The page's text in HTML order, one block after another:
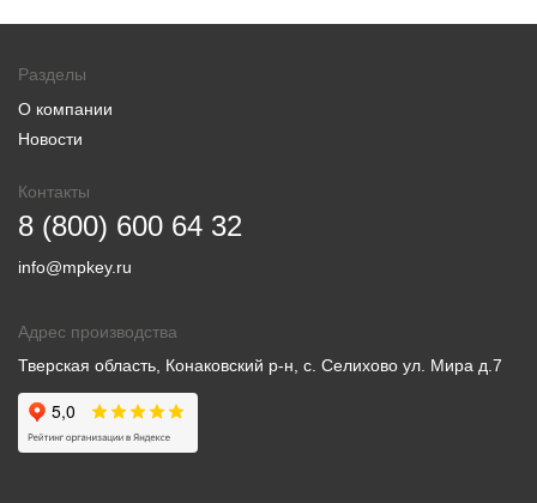
Разделы
О компании
Новости
Контакты
8 (800) 600 64 32
info@mpkey.ru
Адрес производства
Тверская область, Конаковский р-н, с. Селихово ул. Мира д.7